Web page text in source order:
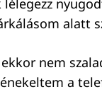
alatt
nem
a